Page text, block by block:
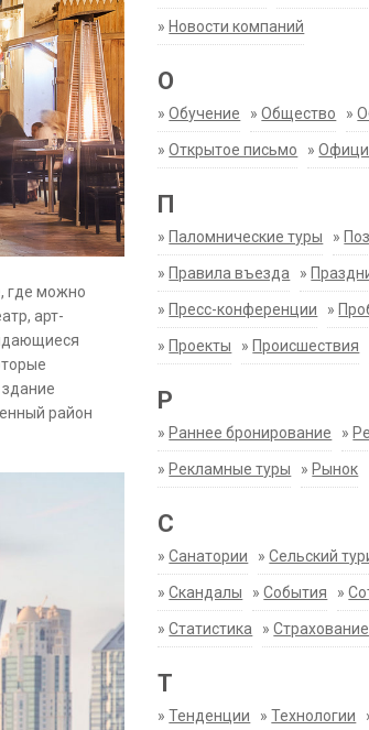
где можно
арт-
район
» Новости компаний
О
»Обучение »Общество »
»Открытое письмо »
П
» Паломнические туры »
» Правила въезда »
» Пресс-конференции »
» Проекты » Происшествия
Р
» Раннее бронирование »
» Рекламные туры » Рынок
С
»Санатории »Сельский
»Скандалы »События »
»Статистика »Страхование
Т
»Тенденции »Технологии